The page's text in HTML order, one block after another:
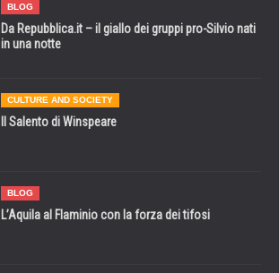
BLOG
Da Repubblica.it – il giallo dei gruppi pro-Silvio nati
in una notte
CULTURE AND SOCIETY
Il Salento di Winspeare
BLOG
L’Aquila al Flaminio con la forza dei tifosi